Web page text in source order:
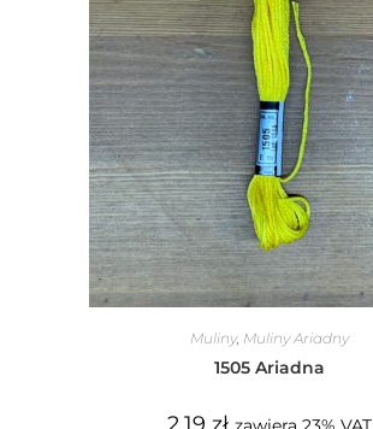
Muliny, Muliny Ariadny
1505 Ariadna